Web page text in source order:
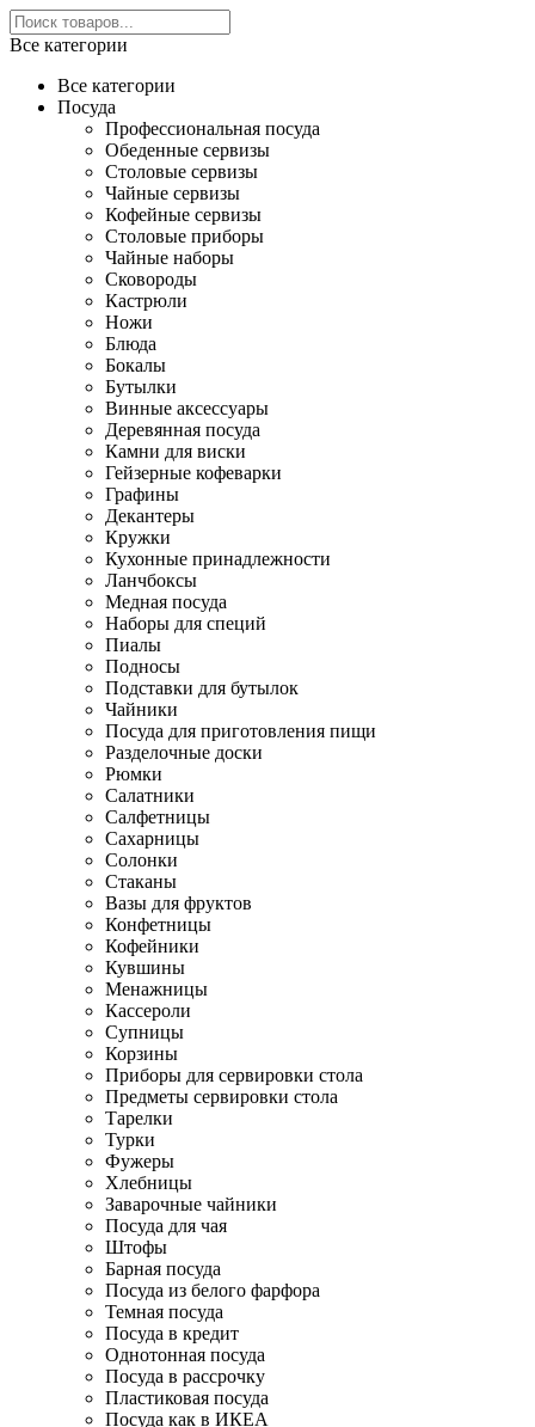
Все категории
Все категории
Посуда
Профессиональная посуда
Обеденные сервизы
Столовые сервизы
Чайные сервизы
Кофейные сервизы
Столовые приборы
Чайные наборы
Сковороды
Кастрюли
Ножи
Блюда
Бокалы
Бутылки
Винные аксессуары
Деревянная посуда
Камни для виски
Гейзерные кофеварки
Графины
Декантеры
Кружки
Кухонные принадлежности
Ланчбоксы
Медная посуда
Наборы для специй
Пиалы
Подносы
Подставки для бутылок
Чайники
Посуда для приготовления пищи
Разделочные доски
Рюмки
Салатники
Салфетницы
Сахарницы
Солонки
Стаканы
Вазы для фруктов
Конфетницы
Кофейники
Кувшины
Менажницы
Кассероли
Супницы
Корзины
Приборы для сервировки стола
Предметы сервировки стола
Тарелки
Турки
Фужеры
Хлебницы
Заварочные чайники
Посуда для чая
Штофы
Барная посуда
Посуда из белого фарфора
Темная посуда
Посуда в кредит
Однотонная посуда
Посуда в рассрочку
Пластиковая посуда
Посуда как в ИКЕА